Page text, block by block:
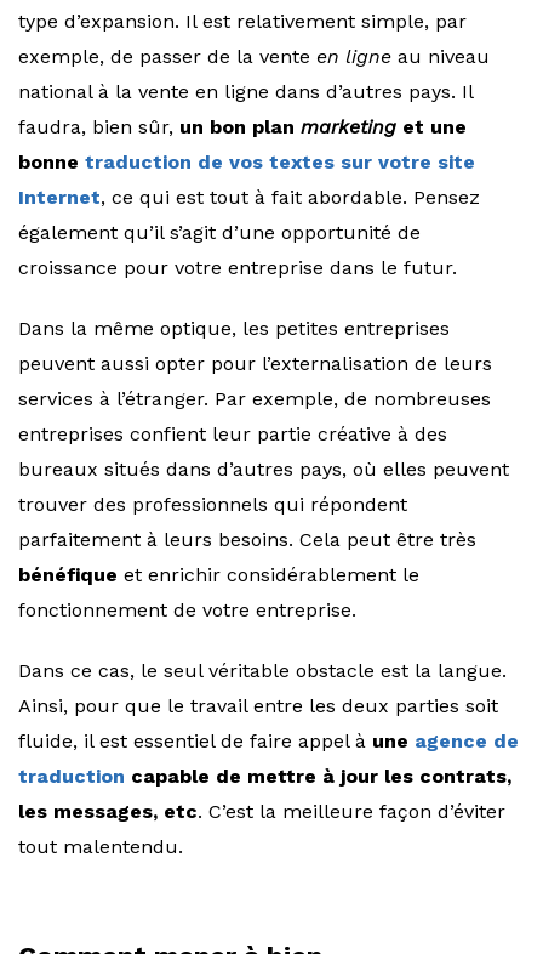
type d’expansion. Il est relativement simple, par
exemple, de passer de la vente en ligne au niveau
national à la vente en ligne dans d’autres pays. Il
faudra, bien sûr, un bon plan marketing et une
bonne traduction de vos textes sur votre site
Internet, ce qui est tout à fait abordable. Pensez
également qu’il s’agit d’une opportunité de
croissance pour votre entreprise dans le futur.
Dans la même optique, les petites entreprises
peuvent aussi opter pour l’externalisation de leurs
services à l’étranger. Par exemple, de nombreuses
entreprises confient leur partie créative à des
bureaux situés dans d’autres pays, où elles peuvent
trouver des professionnels qui répondent
parfaitement à leurs besoins. Cela peut être très
bénéfique et enrichir considérablement le
fonctionnement de votre entreprise.
Dans ce cas, le seul véritable obstacle est la langue.
Ainsi, pour que le travail entre les deux parties soit
fluide, il est essentiel de faire appel à une agence de
traduction capable de mettre à jour les contrats,
les messages, etc. C’est la meilleure façon d’éviter
tout malentendu.